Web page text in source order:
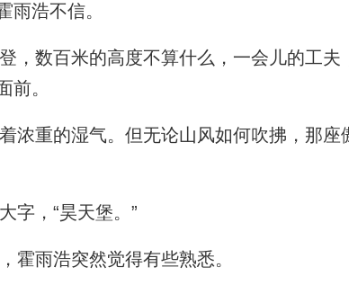
雨浩不信。
数百米的高度不算什么，一会儿的工夫
前。
重的湿气。但无论山风如何吹拂，那座
字，“昊天堡。”
雨浩突然觉得有些熟悉。